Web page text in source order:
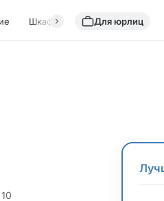
Шкафы автоматикиДля юрлиц